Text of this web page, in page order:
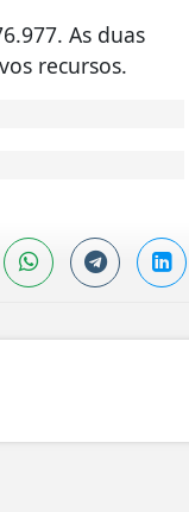
As duas
recursos.